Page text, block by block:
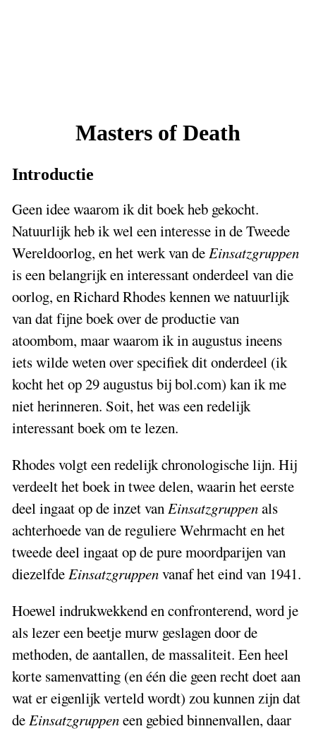
Masters of Death
Introductie
Geen idee waarom ik dit boek heb gekocht.
Natuurlijk heb ik wel een interesse in de Tweede
Wereldoorlog, en het werk van deEinsatzgruppen
is een belangrijk en interessant onderdeel van die
oorlog, en Richard Rhodes kennen we natuurlijk
van dat fijne boek over de productie van
atoombom, maar waarom ik in augustus ineens
iets wilde weten over specifiek dit onderdeel (ik
kocht het op 29 augustus bij bol.com) kan ik me
niet herinneren. Soit, het was een redelijk
interessant boek om te lezen.
Rhodes volgt een redelijk chronologische lijn. Hij
verdeelt het boek in twee delen, waarin het eerste
deel ingaat op de inzet vanEinsatzgruppenals
achterhoede van de reguliere Wehrmacht en het
tweede deel ingaat op de pure moordparijen van
diezelfdeEinsatzgruppenvanaf het eind van 1941.
Hoewel indrukwekkend en confronterend, word je
als lezer een beetje murw geslagen door de
methoden, de aantallen, de massaliteit. Een heel
korte samenvatting (en één die geen recht doet aan
wat er eigenlijk verteld wordt) zou kunnen zijn dat
deEinsatzgruppeneen gebied binnenvallen, daar